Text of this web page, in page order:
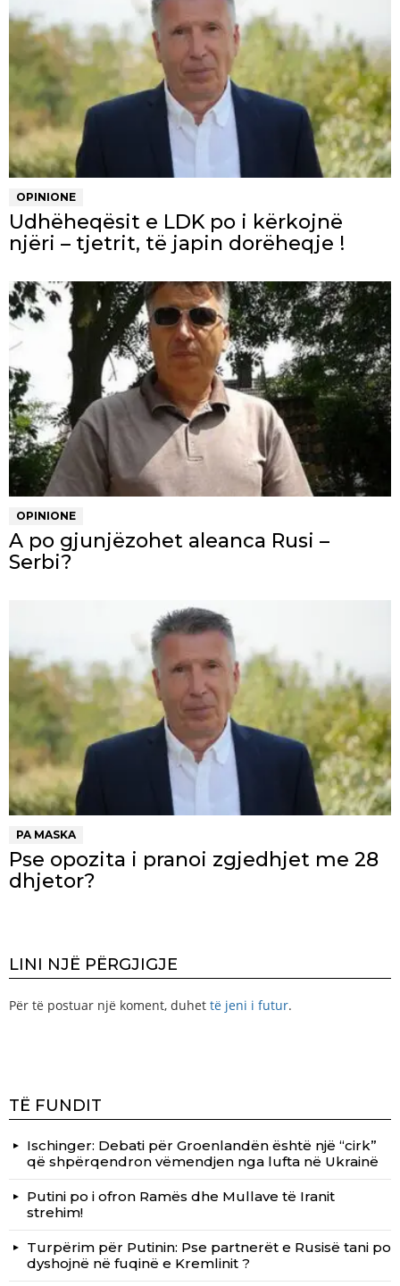
OPINIONE
Udhëheqësit e LDK po i kërkojnë
njëri – tjetrit, të japin dorëheqje !
OPINIONE
A po gjunjëzohet aleanca Rusi –
Serbi?
PA MASKA
Pse opozita i pranoi zgjedhjet me 28
dhjetor?
LINI NJË PËRGJIGJE
Për të postuar një koment, duhet të jeni i futur.
TË FUNDIT
Ischinger: Debati për Groenlandën është një “cirk”
që shpërqendron vëmendjen nga lufta në Ukrainë
Putini po i ofron Ramës dhe Mullave të Iranit
strehim!
Turpërim për Putinin: Pse partnerët e Rusisë tani po
dyshojnë në fuqinë e Kremlinit ?